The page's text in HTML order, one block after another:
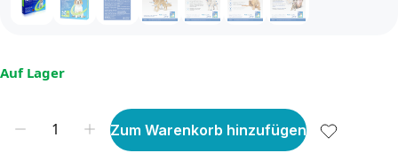
Auf Lager
Zum Warenkorb hinzufügen